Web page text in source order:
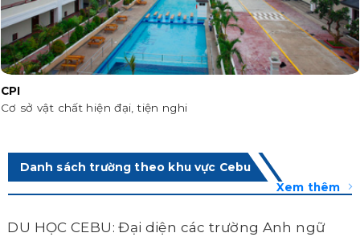
CPI
Cơ sở vật chất hiện đại, tiện nghi
Danh sách trường theo khu vực Cebu
Xem thêm
DU HỌC CEBU: Đại diện các trường Anh ngữ